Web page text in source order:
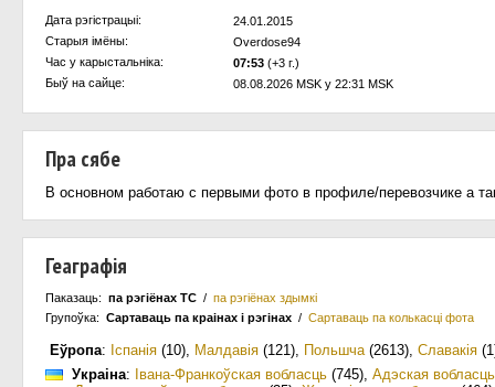
Дата рэгістрацыі:
24.01.2015
Старыя імёны:
Overdose94
Час у карыстальнiка:
07:53 (+3 г.)
Быў на сайце:
08.08.2026 MSK у 22:31 MSK
Пра сябе
В основном работаю с первыми фото в профиле/перевозчике а
Геаграфія
Паказаць: па рэгіёнах ТС / па рэгіёнах здымкі
Групоўка: Сартаваць па краiнах i рэгінах / Сартаваць па колькасцi фота
Еўропа: Іспанія (10), Малдавія (121), Польшча(2613), Славакія
Украіна: Івана-Франкоўская вобласць (745), Адэская вобласць